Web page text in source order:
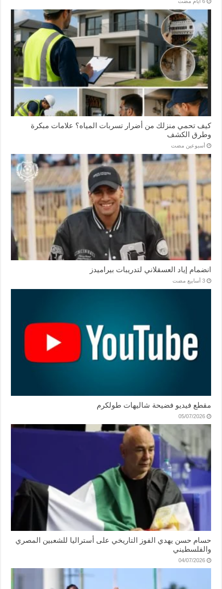
كيف تحمي منزلك من أضرار تسربات المياه؟ علامات مبكرة
وطرق الكشف
‏أسبوعين مضت
انضمام إياد العسقلاني لتدريبات بيراميدز
‏3 أسابيع مضت
مقطع فيديو فضيحة شاليهات طولكرم
05/07/2026
حسام حسن يهدي الفوز التاريخي على أستراليا للشعبين المصري
والفلسطيني
04/07/2026